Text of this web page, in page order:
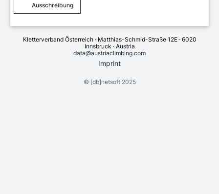
Ausschreibung
Kletterverband Österreich · Matthias-Schmid-Straße 12E · 6020
Innsbruck · Austria
data@austriaclimbing.com
Imprint
© [db]netsoft2025